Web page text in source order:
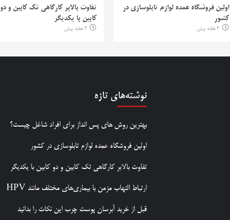
اولین فروشگاه عمده لوازم تابلوسازی در
کشور
2 هفته پیش
تفاوت بالابر کارگاهی تک کابین و دو
کابین با یکدیگر
2 هفته پیش
نوشته‌های تازه
بهترین روش‌ های پس‌ انداز برای افراد شاغل چیست؟
اولین فروشگاه عمده لوازم تابلوسازی در کشور
تفاوت بالابر کارگاهی تک کابین و دو کابین با یکدیگر
ارتباط التهاب مزمن با بیماری‌های مختلف مانند HPV
قبل از خرید آبرسان پوست چرب این نکات را بدانید